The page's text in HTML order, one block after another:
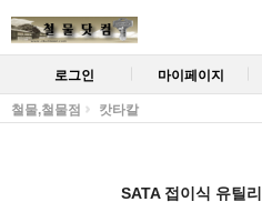
로그인 마이페이지
철물,철물점 캇타칼
SATA 접이식 유틸